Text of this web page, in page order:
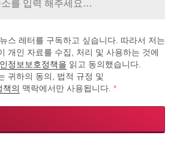
스 레터를 구독하고 싶습니다. 따라서 저는
개인 자료를 수집, 처리 및 사용하는 것에
정보보호정책을 읽고 동의했습니다.
귀하의 동의, 법적 규정 및
책의 맥락에서만 사용됩니다. *